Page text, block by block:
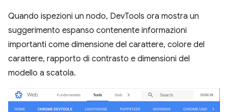
Quando ispezioni un nodo, DevTools ora mostra un
suggerimento espanso contenente informazioni
importanti come dimensione del carattere, colore del
carattere, rapporto di contrasto e dimensioni del
modello a scatola.